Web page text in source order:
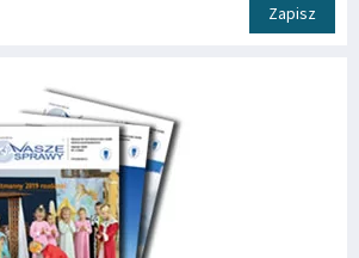
Zapisz